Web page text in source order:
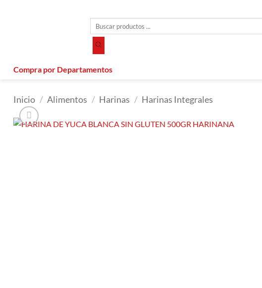
productos
Compra por Departamentos
Inicio / Alimentos / Harinas / Harinas Integrales